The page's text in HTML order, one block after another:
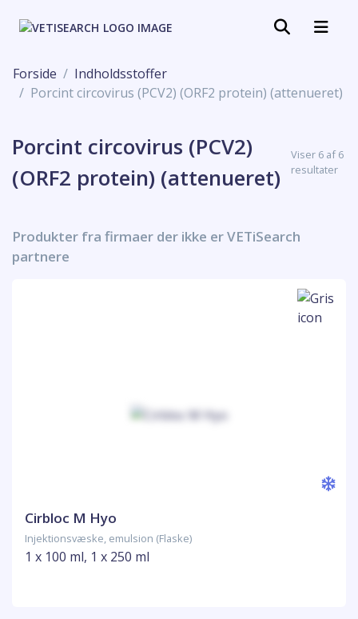
Forside
Indholdsstoffer
Porcint circovirus (PCV2) (ORF2 protein) (attenueret)
Porcint circovirus (PCV2)
(ORF2 protein) (attenueret)
Viser 6 af 6
resultater
Produkter fra firmaer der ikke er VETiSearch
partnere
Cirbloc M Hyo
Injektionsvæske, emulsion (Flaske)
1 x 100 ml, 1 x 250 ml